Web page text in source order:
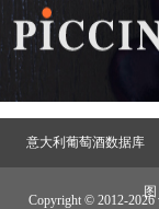
意大利葡萄酒数据库
图
Copyright © 2012-2026